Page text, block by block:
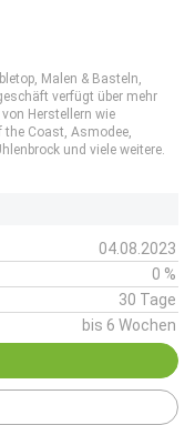
Malen & Basteln,
verfügt über mehr
Herstellern wie
the Coast, Asmodee,
und viele weitere.
04.08.2023
0 %
30 Tage
bis 6 Wochen